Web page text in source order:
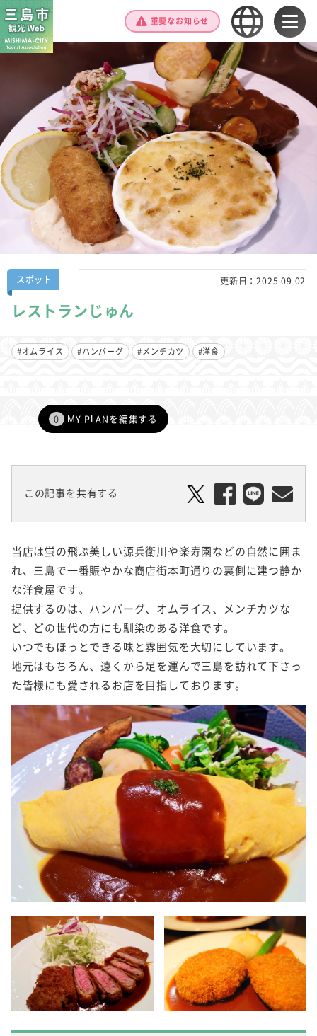
重要なお知らせ
スポット 更新日：2025.09.02
レストランじゅん
#オムライス #ハンバーグ #メンチカツ #洋食
0 MY PLANを編集する
この記事を共有する
当店は蛍の飛ぶ美しい源兵衛川や楽寿園などの自然に囲ま
れ、三島で一番賑やかな商店街本町通りの裏側に建つ静か
な洋食屋です。
提供するのは、ハンバーグ、オムライス、メンチカツな
ど、どの世代の方にも馴染のある洋食です。
いつでもほっとできる味と雰囲気を大切にしています。
地元はもちろん、遠くから足を運んで三島を訪れて下さっ
た皆様にも愛されるお店を目指しております。